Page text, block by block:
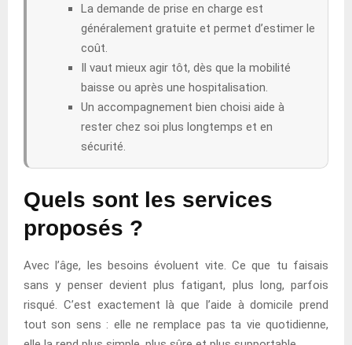
La demande de prise en charge est
généralement gratuite et permet d’estimer le
coût.
Il vaut mieux agir tôt, dès que la mobilité
baisse ou après une hospitalisation.
Un accompagnement bien choisi aide à
rester chez soi plus longtemps et en
sécurité.
Quels sont les services
proposés ?
Avec l’âge, les besoins évoluent vite. Ce que tu faisais
sans y penser devient plus fatigant, plus long, parfois
risqué. C’est exactement là que l’aide à domicile prend
tout son sens : elle ne remplace pas ta vie quotidienne,